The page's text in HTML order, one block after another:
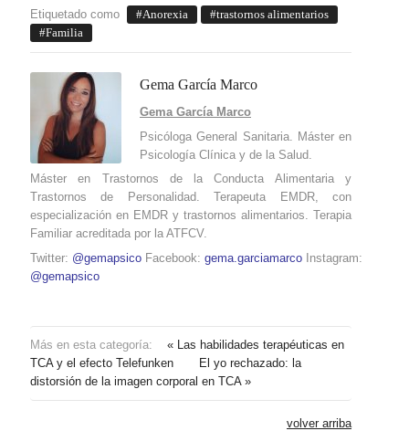
Etiquetado como Anorexia
trastornos alimentarios
Familia
Gema García Marco
Gema García Marco
Psicóloga General Sanitaria. Máster en
Psicología Clínica y de la Salud.
Máster en Trastornos de la Conducta Alimentaria y
Trastornos de Personalidad. Terapeuta EMDR, con
especialización en EMDR y trastornos alimentarios. Terapia
Familiar acreditada por la ATFCV.
Twitter: @gemapsico Facebook: gema.garciamarco Instagram:
@gemapsico
Más en esta categoría:
« Las habilidades terapéuticas en
TCA y el efecto Telefunken
El yo rechazado: la
distorsión de la imagen corporal en TCA »
volver arriba